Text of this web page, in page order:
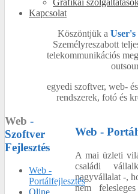
Grafikai
Kapcsolat
Köszöntjük a
Személyreszabott
telekommunikációs
egyedi szoftver, web-
rendszerek, fotó és
Web -
A mai üzleti
családi
nagyvállalat -,
nem felesleges
Web -
Szoftver
Fejlesztés
Web -
Portálfejlesztés